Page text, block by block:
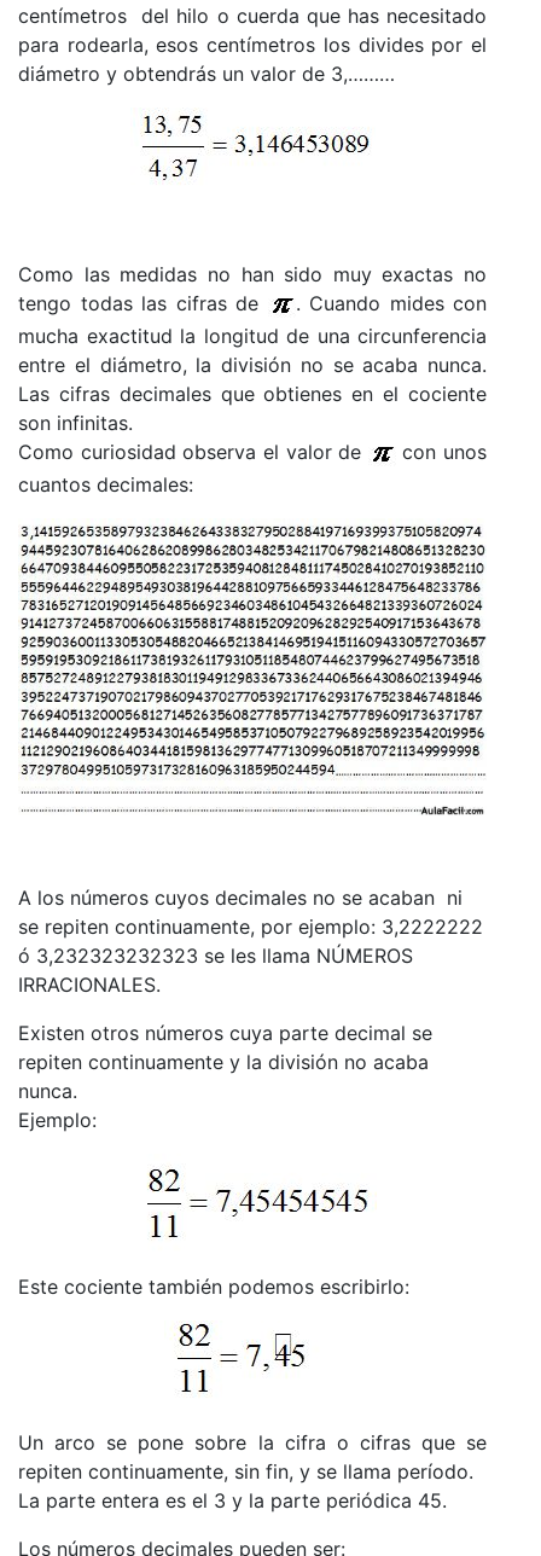
centímetros del hilo o cuerda que has necesitado
para rodearla, esos centímetros los divides por el
diámetro y obtendrás un valor de 3,………
Como las medidas no han sido muy exactas no
tengo todas las cifras de
. Cuando mides con
mucha exactitud la longitud de una circunferencia
entre el diámetro, la división no se acaba nunca.
Las cifras decimales que obtienes en el cociente
son infinitas.
Como curiosidad observa el valor de
con unos
cuantos decimales:
A los números cuyos decimales no se acaban ni
se repiten continuamente, por ejemplo: 3,2222222
ó 3,232323232323 se les llama NÚMEROS
IRRACIONALES.
Existen otros números cuya parte decimal se
repiten continuamente y la división no acaba
nunca.
Ejemplo:
Este cociente también podemos escribirlo:
Un arco se pone sobre la cifra o cifras que se
repiten continuamente, sin fin, y se llama período.
La parte entera es el 3 y la parte periódica 45.
Los números decimales pueden ser: